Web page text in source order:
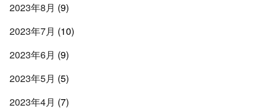
2023年8月 (9)
2023年7月 (10)
2023年6月 (9)
2023年5月 (5)
2023年4月 (7)